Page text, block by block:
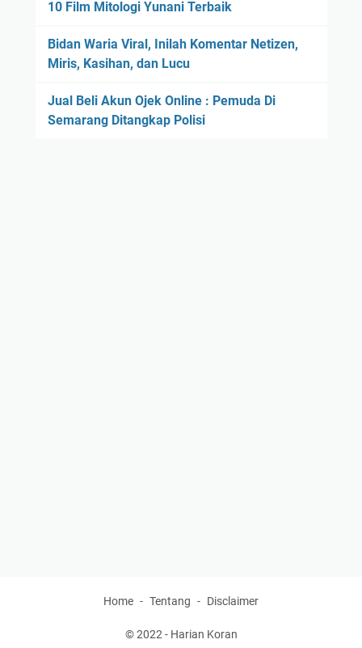
10 Film Mitologi Yunani Terbaik
Bidan Waria Viral, Inilah Komentar Netizen,
Miris, Kasihan, dan Lucu
Jual Beli Akun Ojek Online : Pemuda Di
Semarang Ditangkap Polisi
Home Tentang Disclaimer
© 2022 - Harian Koran